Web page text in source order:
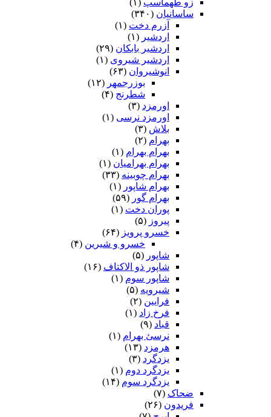
زو طهماسپ‏ (۱)
ساسانیان (۳۴۰)
آزرم دخت (۱)
اردشیر (۱)
اردشیر بابکان (۲۹)
اردشیر شیروی (۱)
انوشیروان (۶۳)
بوزرجمهر (۱۲)
شطرنج (۴)
اورمزد (۳)
اورمزد نرسى‏ (۱)
بلاش (۳)
بهرام (۲)
بهرام بهرام (۱)
بهرام بهرامیان‏ (۱)
بهرام چوبینه (۳۳)
بهرام شاپور (۱)
بهرام گور (۵۹)
پوران دخت (۱)
پیروز (۵)
خسرو پرویز (۶۴)
خسرو و شیرین (۴)
شاپور (۵)
شاپور ذو الاکتاف (۱۶)
شاپور سوم‏ (۱)
شیرویه (۵)
فرایین (۲)
فرخ زاد (۱)
قباد (۹)
نرسئ بهرام‏ (۱)
هرمزد (۱۳)
یزدگرد (۳)
یزدگرد دوم (۱)
یزدگرد سوم (۱۴)
ضحاک (۷)
فریدون (۲۶)